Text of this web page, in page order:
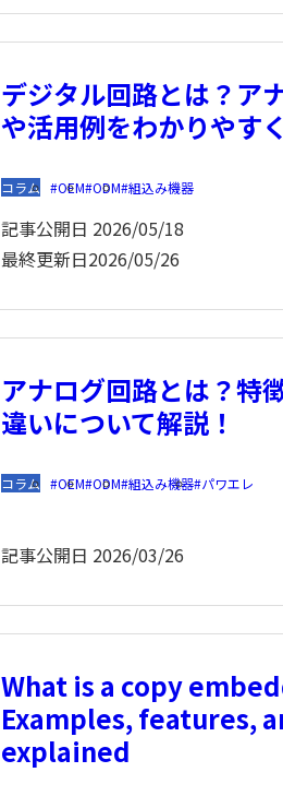
デジタル回路とは？ア
や活用例をわかりやす
コラム OEM ODM 組込み機器
記事公開日 2026/05/18
最終更新日2026/05/26
アナログ回路とは？特
違いについて解説！
コラム OEM ODM 組込み機器 パワエレ
記事公開日 2026/03/26
What is a copy
Examples, features,
explained